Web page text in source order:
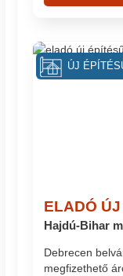
ELADÓ
Hajdú-Bihar
Debrecen
megfizethető
ÚJ